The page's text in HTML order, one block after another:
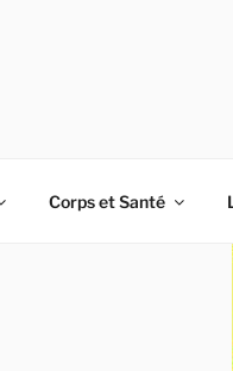
Corps et Santé